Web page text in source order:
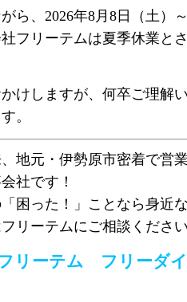
ら、2026年8月8日（土）
フリーテムは夏季休業と
けしますが、何卒ご理解
。
、地元・伊勢原市密着で営
社です！
困った！」ことなら身近
リーテムにご相談くださ
リーテム フリーダイ